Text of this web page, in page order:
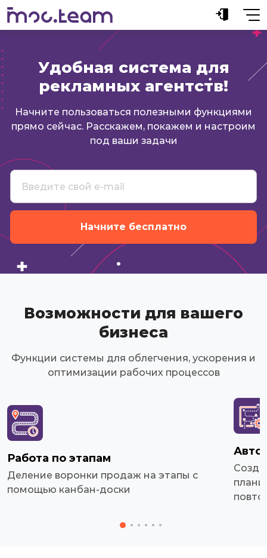
Удобная система для
рекламных агентств!
Начните пользоваться полезными функциями
прямо сейчас. Расскажем, покажем и настроим
под ваши задачи
Начните бесплатно
Возможности для вашего
бизнеса
Функции системы для облегчения, ускорения и
оптимизации рабочих процессов
Работа по этапам
Деление воронки продаж на этапы с
помощью канбан-доски